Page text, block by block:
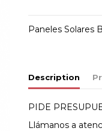
Paneles Solares
Description
PIDE
Llámanos a